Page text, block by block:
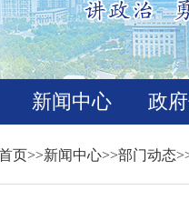
新闻中心 政
页>>新闻中心>>部门动态